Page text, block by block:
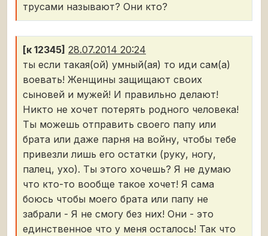
трусами называют? Они кто?
[к 12345] 28.07.2014 20:24
ты если такая(ой) умный(ая) то иди сам(а)
воевать! Женщины защищают своих
сыновей и мужей! И правильно делают!
Никто не хочет потерять родного человека!
Ты можешь отправить своего папу или
брата или даже парня на войну, чтобы тебе
привезли лишь его остатки (руку, ногу,
палец, ухо). Ты этого хочешь? Я не думаю
что кто-то вообще такое хочет! Я сама
боюсь чтобы моего брата или папу не
забрали - Я не смогу без них! Они - это
единственное что у меня осталось! Так что